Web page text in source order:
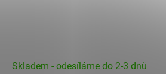
Skladem - odesíláme do 2-3 dnů